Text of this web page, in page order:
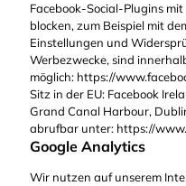
Facebook-Social-Plugins
blocken, zum Beispiel mit
Einstellungen und
Werbezwecke, sind
möglich: https://
Sitz in der EU: Facebook
Grand Canal Harbour,
abrufbar unter: https://
Google Analytics
Wir nutzen auf unserem